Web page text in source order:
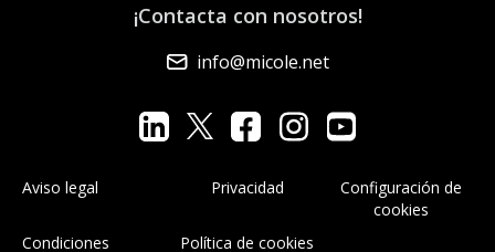
¡Contacta con nosotros!
info@micole.net
Aviso legal Privacidad
Configuración de
cookies
Condiciones
Política de cookies